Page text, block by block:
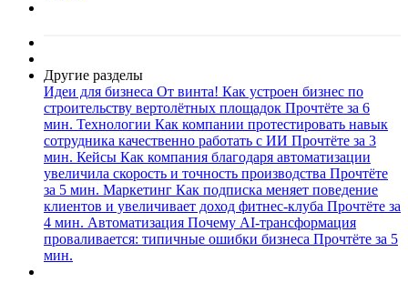
Другие разделы
Идеи для бизнеса От винта! Как устроен бизнес по
строительству вертолётных площадок Прочтёте за 6
мин. Технологии Как компании протестировать навык
сотрудника качественно работать с ИИ Прочтёте за 3
мин. Кейсы Как компания благодаря автоматизации
увеличила скорость и точность производства Прочтёте
за 5 мин. Маркетинг Как подписка меняет поведение
клиентов и увеличивает доход фитнес-клуба Прочтёте за
4 мин. Автоматизация Почему AI-трансформация
проваливается: типичные ошибки бизнеса Прочтёте за 5
мин.